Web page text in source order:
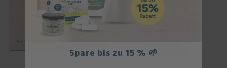
Spare bis zu 15 % 🌱